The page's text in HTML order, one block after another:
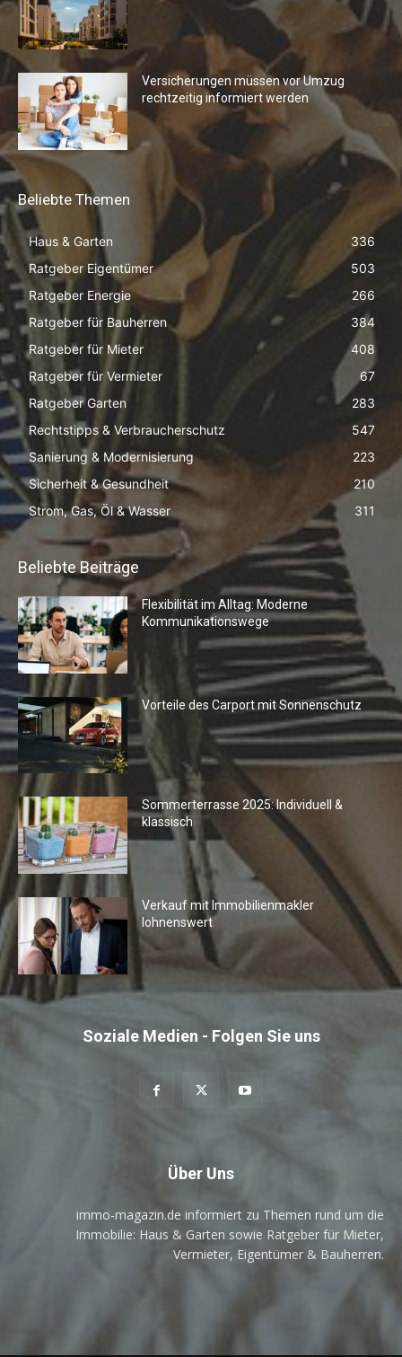
Versicherungen müssen vor Umzug
rechtzeitig informiert werden
Beliebte Themen
Haus & Garten
336
Ratgeber Eigentümer
503
Ratgeber Energie
266
Ratgeber für Bauherren
384
Ratgeber für Mieter
408
Ratgeber für Vermieter
67
Ratgeber Garten
283
Rechtstipps & Verbraucherschutz
547
Sanierung & Modernisierung
223
Sicherheit & Gesundheit
210
Strom, Gas, Öl & Wasser
311
Beliebte Beiträge
Flexibilität im Alltag: Moderne
Kommunikationswege
Vorteile des Carport mit Sonnenschutz
Sommerterrasse 2025: Individuell &
klassisch
Verkauf mit Immobilienmakler
lohnenswert
Soziale Medien - Folgen Sie uns
Über Uns
immo-magazin.de informiert zu Themen rund um die
Immobilie: Haus & Garten sowie Ratgeber für Mieter,
Vermieter, Eigentümer & Bauherren.